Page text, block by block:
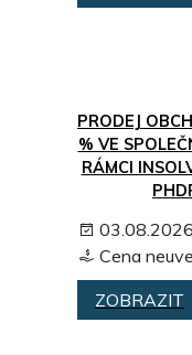
PRODEJ
% VE
RÁMCI
03.08.2026
Cena
ZOBRAZIT